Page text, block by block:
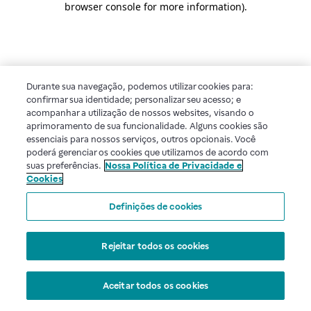
browser console for more information).
Durante sua navegação, podemos utilizar cookies para:
confirmar sua identidade; personalizar seu acesso; e
acompanhar a utilização de nossos websites, visando o
aprimoramento de sua funcionalidade. Alguns cookies são
essenciais para nossos serviços, outros opcionais. Você
poderá gerenciar os cookies que utilizamos de acordo com
suas preferências. Nossa Política de Privacidade e
Cookies
Definições de cookies
Rejeitar todos os cookies
Aceitar todos os cookies